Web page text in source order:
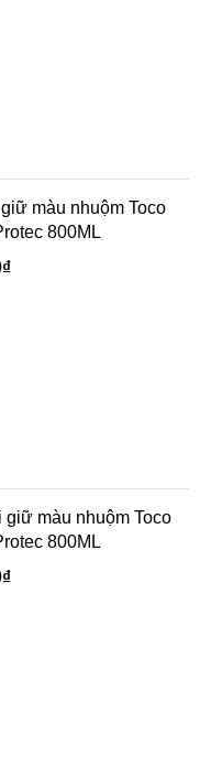
màu nhuộm Toco
800ML
₫
giữ màu nhuộm Toco
800ML
₫